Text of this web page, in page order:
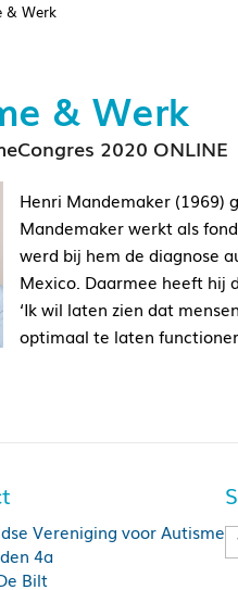
& Werk
& Werk
2020 ONLINE
Henri Mandemaker (1969)
Mandemaker werkt als
werd bij hem de diagnose
Mexico. Daarmee heeft hij
‘Ik wil laten zien dat
optimaal te laten
Vereniging voor Autisme
4a
Bilt